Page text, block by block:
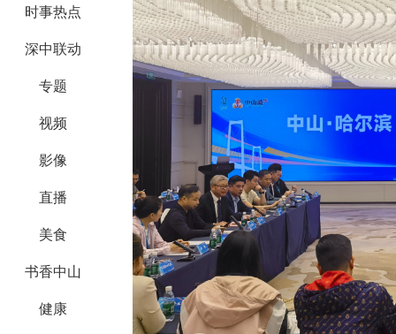
时事热点
深中联动
专题
视频
影像
直播
美食
书香中山
健康